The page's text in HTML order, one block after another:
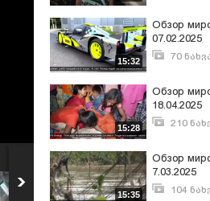
Обзор мировых
новостей 27.06.2025
15:32
Обзор
07.02.2025
70
15:28
Обзор
18.04.2025
210
15:35
Обзор
7.03.2025
104